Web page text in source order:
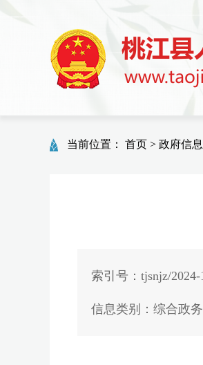
当前位置： 首页 > 政府信
索引号：tjsnjz/2024-
信息类别：综合政务